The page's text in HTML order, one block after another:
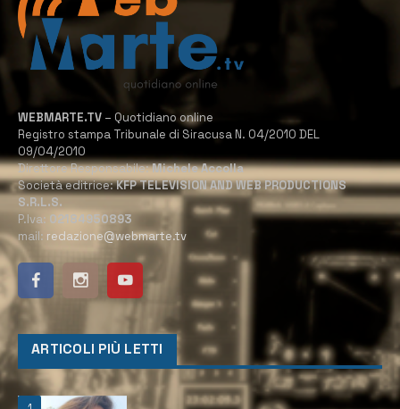
WEBMARTE.TV – Quotidiano online
Registro stampa Tribunale di Siracusa N. 04/2010 DEL
09/04/2010
Direttore Responsabile:Michele Accolla
Società editrice:KFP TELEVISION AND WEB PRODUCTIONS
S.R.L.S.
P.Iva: 02184950893
mail: redazione@webmarte.tv
ARTICOLI PIÙ LETTI